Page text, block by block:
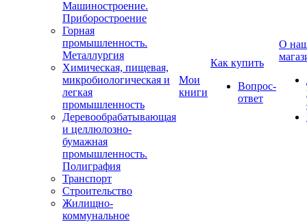
Машиностроение.
Приборостроение
Горная
промышленность.
Металлургия
Химическая, пищевая,
микробиологическая и
легкая
промышленность
Деревообрабатывающая
и целлюлозно-
бумажная
промышленность.
Полиграфия
Транспорт
Строительство
Жилищно-
коммунальное
Мои
книги
Как купить
Вопрос-
ответ
О